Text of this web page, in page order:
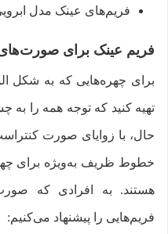
فریم‌های عینک مدل
فریم عینک برای
برای چهره‌هایی که به شکل
تهیه کنید که توجه همه را
حال، با زوایای صورت
خطوط ظریف به‌ویژه برای
هستند. به افرادی که
فریم‌هایی را پیشنهاد می‌کنیم: